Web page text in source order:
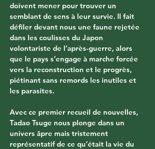
doivent mener pour trouver un
semblant de sens à leur survie. Il fait
défiler devant nous une faune rejetée
dans les coulisses du Japon
volontariste de l’après-guerre, alors
que le pays s’engage à marche forcée
vers la reconstruction et le progrès,
piétinant sans remords les inutiles et
les parasites.
Avec ce premier recueil de nouvelles,
Tadao Tsuge nous plonge dans un
univers âpre mais tristement
représentatif de ce qu’était la vie du